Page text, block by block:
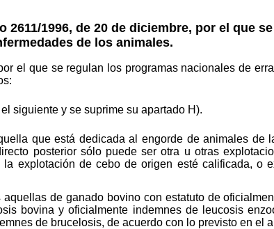
1996, de 20 de diciembre, por el que
de los animales.
el que se regulan los programas nacionales de
siguiente y se suprime su apartado H).
que está dedicada al engorde de animales de
posterior sólo puede ser otra u otras
explotación de cebo de origen esté calificada, o
de ganado bovino con estatuto de
bovina y oficialmente indemnes de leucosis
de brucelosis, de acuerdo con lo previsto en el